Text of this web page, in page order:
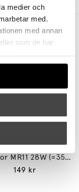
medier och
med.
med annan
som de har
UNISON
Reflektor MR11 28W (=35W) GU10
149 kr